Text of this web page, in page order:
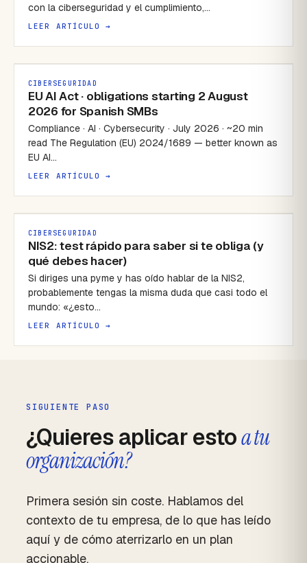
con la ciberseguridad y el cumplimiento,…
LEER ARTÍCULO →
CIBERSEGURIDAD
EU AI Act · obligations starting 2 August
2026 for Spanish SMBs
Compliance · AI · Cybersecurity · July 2026 · ~20 min
read The Regulation (EU) 2024/1689 — better known as
EU AI…
LEER ARTÍCULO →
CIBERSEGURIDAD
NIS2: test rápido para saber si te obliga (y
qué debes hacer)
Si diriges una pyme y has oído hablar de la NIS2,
probablemente tengas la misma duda que casi todo el
mundo: «¿esto…
LEER ARTÍCULO →
SIGUIENTE PASO
¿Quieres aplicar estoa tu
organización?
Primera sesión sin coste. Hablamos del
contexto de tu empresa, de lo que has leído
aquí y de cómo aterrizarlo en un plan
accionable.